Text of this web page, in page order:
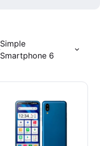
Simple
Smartphone 6